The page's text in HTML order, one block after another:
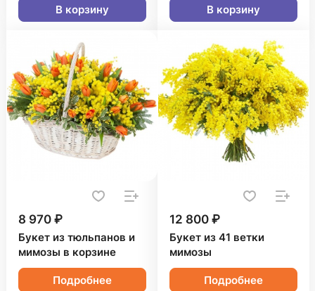
В корзину В корзину
8 970 ₽
Букет из тюльпанов и
мимозы в корзине
Подробнее
12 800 ₽
Букет из 41 ветки
мимозы
Подробнее